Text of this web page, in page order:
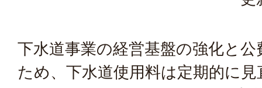
下水道事業の経営基盤の強化と
ため、下水道使用料は定期的に